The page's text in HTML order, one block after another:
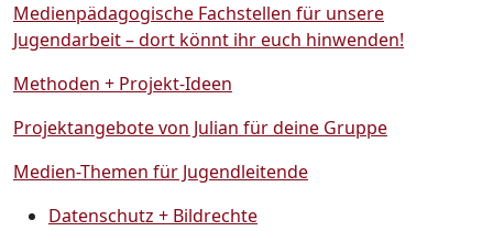
Medienpädagogische Fachstellen für unsere
Jugendarbeit – dort könnt ihr euch hinwenden!
Methoden + Projekt-Ideen
Projektangebote von Julian für deine Gruppe
Medien-Themen für Jugendleitende
Datenschutz + Bildrechte